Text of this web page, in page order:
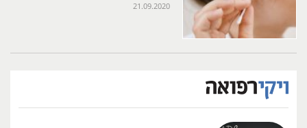
21.09.2020